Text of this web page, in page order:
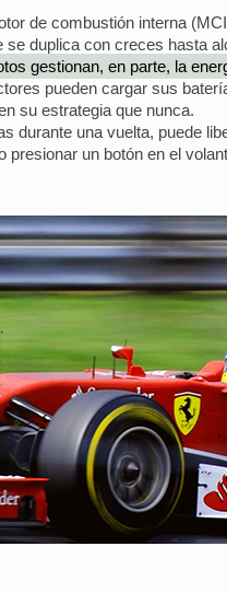
de combustión interna
duplica con creces hasta
gestionan, en parte, la
pueden cargar sus
su estrategia que nunca.
durante una vuelta, puede
un botón en el